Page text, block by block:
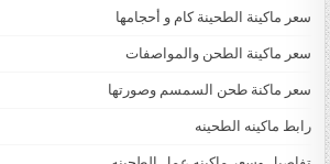
سعر ماكينة الطحينة كام و أحجامها
سعر ماكينة الطحن والمواصفات
سعر ماكنة طحن السمسم وصورتها
رابط ماكينه الطحينه